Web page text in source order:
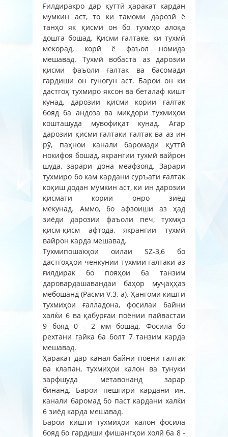
Ғилдиракро дар қуттӣ ҳаракат кардан
мумкин аст, то ки тамоми дарозӣ ё
танҳо як қисми он бо тухмҳо алоқа
дошта бошад. Қисми ғалтаке, ки тухмӣ
мекорад, корӣ ё фаъол номида
мешавад. Тухмӣ вобаста аз дарозии
қисми фаъоли ғалтак ва басомади
гардиши он гуногун аст. Барои он ки
дастгоҳ тухмиро яксон ва беталаф кишт
кунад, дарозии қисми кории ғалтак
бояд ба андоза ва миқдори тухмиҳои
кошташуда мувофиқат кунад. Агар
дарозии қисми ғалтаки ғалтак ва аз ин
рӯ, паҳнои канали баромади қуттӣ
нокифоя бошад, якрангии тухмӣ вайрон
шуда, зарари дона меафзояд. Зарари
тухмиро бо кам кардани суръати ғалтак
коҳиш додан мумкин аст, ки ин дарозии
қисмати кории онро зиёд
мекунад. Аммо, бо афзоиши аз ҳад
зиёди дарозии фаъоли печ, тухмҳо
қисм-қисм афтода, якрангии тухмӣ
вайрон карда мешавад.
Тухмипошакҳои оилаи SZ-3,6 бо
дастгоҳҳои ченкунии тухмии ғалтаки аз
ғилдирак бо пояҳои ба танзим
даровардашавандаи баҳор муҷаҳҳаз
мебошанд (Расми V.3, а). Ҳангоми кишти
тухмиҳои ғалладона, фосилаи байни
халќи 6 ва қабурғаи поёнии пайвастаи
9 бояд 0 - 2 мм бошад. Фосила бо
рехтани гайка ба болт 7 танзим карда
мешавад.
Ҳаракат дар канал байни поёни ғалтак
ва клапан, тухмиҳои калон ва тунуки
зарфшуда метавонанд зарар
бинанд. Барои пешгирӣ кардани ин,
канали баромад бо паст кардани халќи
6 зиёд карда мешавад.
Барои кишти тухмиҳои калон фосила
бояд бо гардиши фишангҳои холӣ ба 8 -